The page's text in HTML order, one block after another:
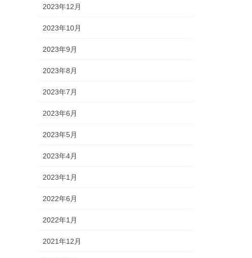
2023年12月
2023年10月
2023年9月
2023年8月
2023年7月
2023年6月
2023年5月
2023年4月
2023年1月
2022年6月
2022年1月
2021年12月